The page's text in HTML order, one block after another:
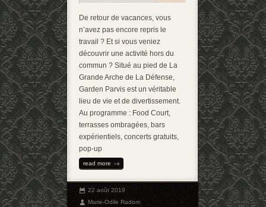
De retour de vacances, vous
n’avez pas encore repris le
travail ? Et si vous veniez
découvrir une activité hors du
commun ? Situé au pied de La
Grande Arche de La Défense,
Garden Parvis est un véritable
lieu de vie et de divertissement.
Au programme : Food Court,
terrasses ombragées, bars
expérientiels, concerts gratuits,
pop-up
read more
22 août 2019
Marie-Odile Radom